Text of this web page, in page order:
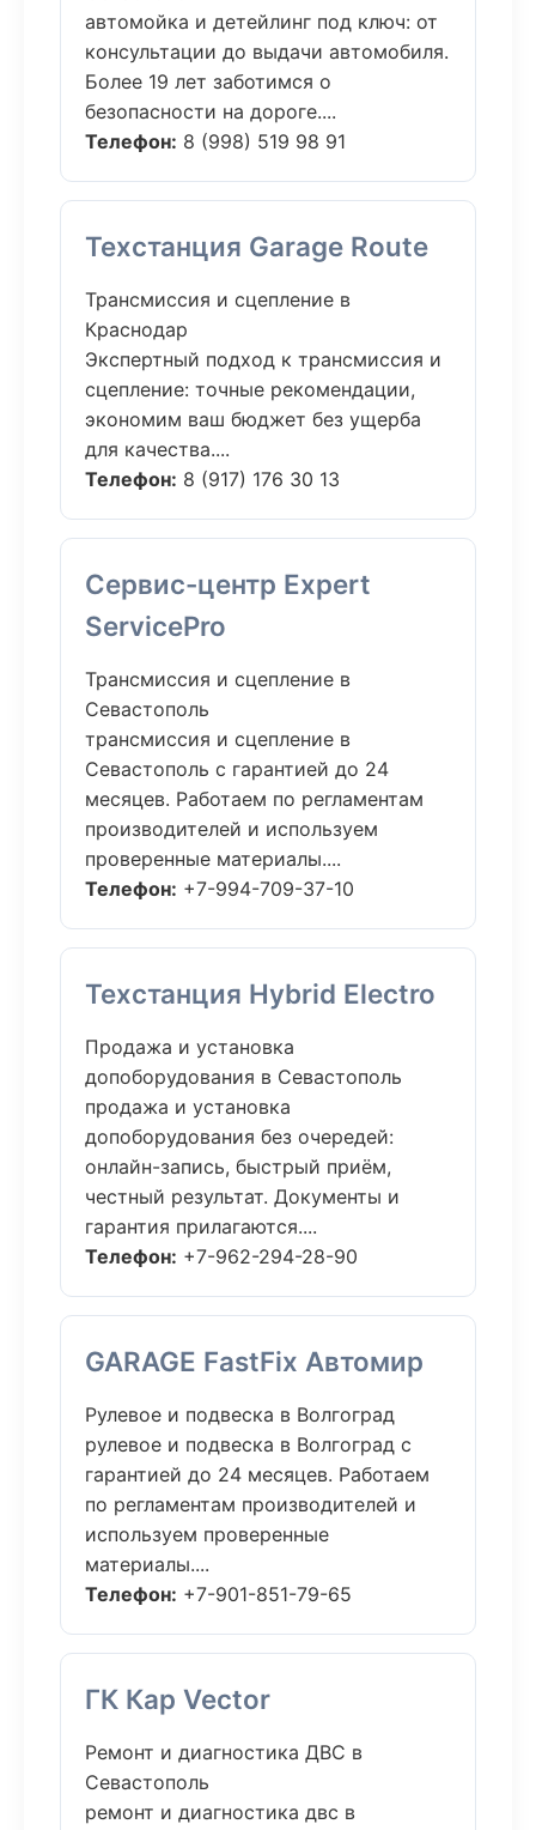
автомойка и детейлинг под ключ: от
консультации до выдачи автомобиля.
Более 19 лет заботимся о
безопасности на дороге....
Телефон: 8 (998) 519 98 91
Техстанция Garage Route
Трансмиссия и сцепление в
Краснодар
Экспертный подход к трансмиссия и
сцепление: точные рекомендации,
экономим ваш бюджет без ущерба
для качества....
Телефон: 8 (917) 176 30 13
Сервис-центр Expert
ServicePro
Трансмиссия и сцепление в
Севастополь
трансмиссия и сцепление в
Севастополь с гарантией до 24
месяцев. Работаем по регламентам
производителей и используем
проверенные материалы....
Телефон: +7-994-709-37-10
Техстанция Hybrid Electro
Продажа и установка
допоборудования в Севастополь
продажа и установка
допоборудования без очередей:
онлайн-запись, быстрый приём,
честный результат. Документы и
гарантия прилагаются....
Телефон: +7-962-294-28-90
GARAGE FastFix Автомир
Рулевое и подвеска в Волгоград
рулевое и подвеска в Волгоград с
гарантией до 24 месяцев. Работаем
по регламентам производителей и
используем проверенные
материалы....
Телефон: +7-901-851-79-65
ГК Кар Vector
Ремонт и диагностика ДВС в
Севастополь
ремонт и диагностика двс в